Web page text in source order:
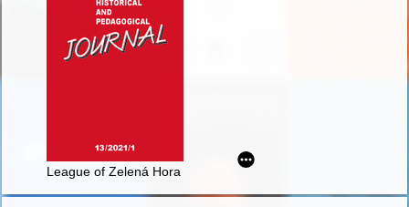
League of Zelená Hora and the Jagiellonian Candidacy for